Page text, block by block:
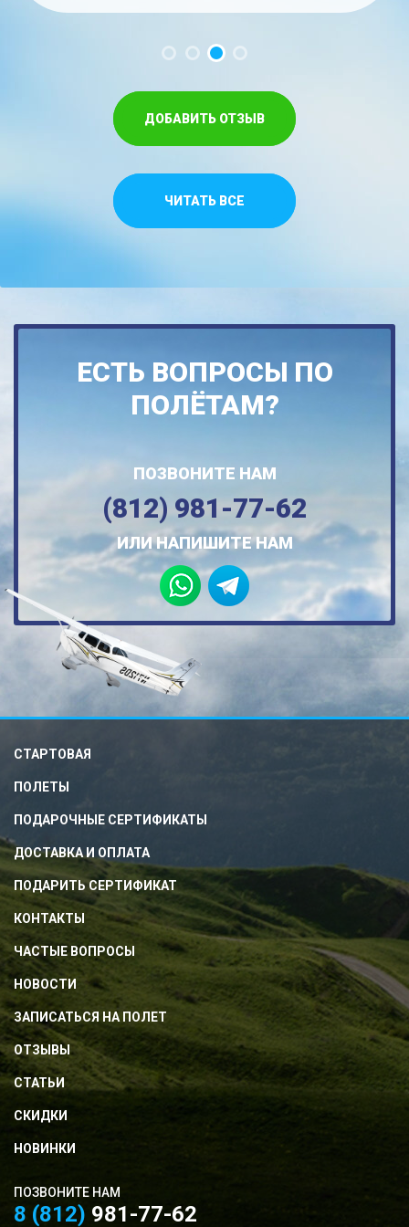
ДОБАВИТЬ ОТЗЫВ
ЧИТАТЬ ВСЕ
ЕСТЬ ВОПРОСЫ ПО
ПОЛЁТАМ?
ПОЗВОНИТЕ НАМ
(812) 981-77-62
ИЛИ НАПИШИТЕ НАМ
СТАРТОВАЯ
ПОЛЕТЫ
ПОДАРОЧНЫЕ СЕРТИФИКАТЫ
ДОСТАВКА И ОПЛАТА
ПОДАРИТЬ СЕРТИФИКАТ
КОНТАКТЫ
ЧАСТЫЕ ВОПРОСЫ
НОВОСТИ
ЗАПИСАТЬСЯ НА ПОЛЕТ
ОТЗЫВЫ
СТАТЬИ
СКИДКИ
НОВИНКИ
ПОЗВОНИТЕ НАМ
8 (812) 981-77-62